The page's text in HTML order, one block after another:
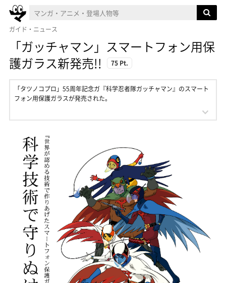
ガイド・ニュース
「ガッチャマン」スマートフォン用保
護ガラス新発売!!
75 Pt.
「タツノコプロ」55周年記念ガ『科学忍者隊ガッチャマン』のスマート
フォン用保護ガラスが発売された。